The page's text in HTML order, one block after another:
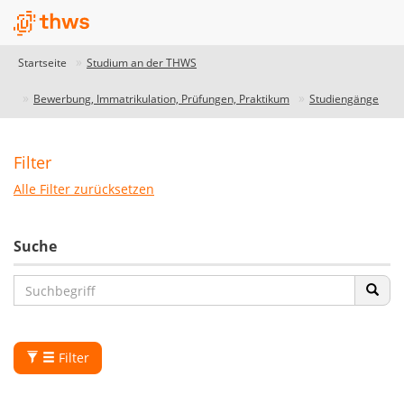
Startseite Studium an der THWS
Bewerbung, Immatrikulation, Prüfungen, Praktikum Studiengänge
Studiengangdatenbank
THWS
unser
Studiengangfinder
Unser
hilft
dir
bei
Filter
Alle Filter zurücksetzen
Suche
Filter